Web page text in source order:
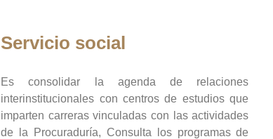
Servicio social
Es consolidar la agenda de relaciones
interinstitucionales con centros de estudios que
imparten carreras vinculadas con las actividades
de la Procuraduría, Consulta los programas de